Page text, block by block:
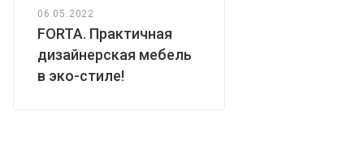
06.05.2022
FORTA. Практичная
дизайнерская мебель
в эко-стиле!